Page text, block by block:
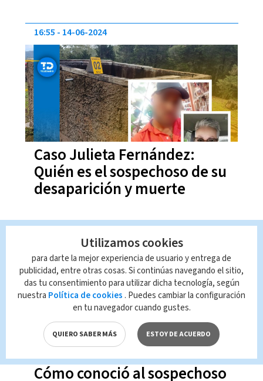
Caso Julieta Fernández:
Quién es el sospechoso de su
desaparición y muerte
16:55 14-06-2024
Caso Julieta Fernández:
Cómo conoció al sospechoso
Utilizamos cookies
para darte la mejor experiencia de usuario y entrega de
publicidad, entre otras cosas. Si continúas navegando el sitio,
das tu consentimiento para utilizar dicha tecnología, según
nuestra Política de cookies . Puedes cambiar la configuración
en tu navegador cuando gustes.
QUIERO SABER MÁS ESTOY DE ACUERDO